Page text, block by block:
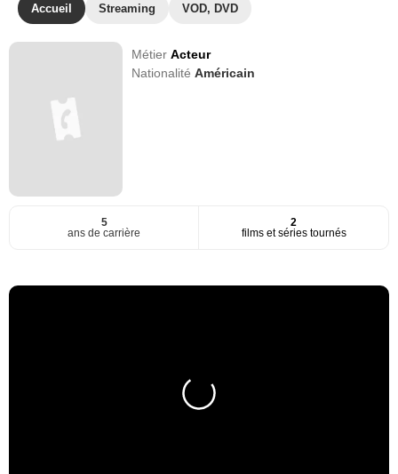
Accueil Streaming VOD, DVD
MétierActeur
NationalitéAméricain
5
ans de carrière
2
films et séries tournés